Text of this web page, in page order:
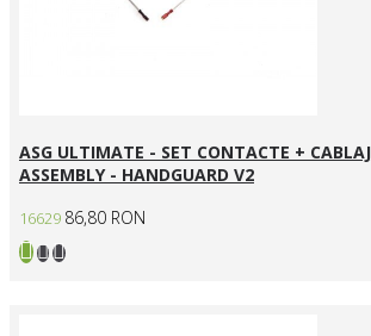
ASG ULTIMATE - SET CONTACTE +
ASSEMBLY - HANDGUARD V2
16629 86,80 RON